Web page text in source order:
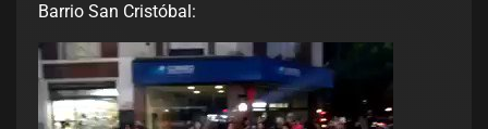
Barrio San Cristóbal: